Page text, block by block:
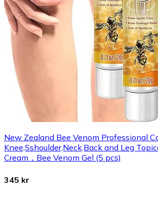
New Zealand Bee Venom Professional
Knee,Sshoulder,Neck,Back and Leg
Cream，Bee Venom Gel (5 pcs)
345 kr